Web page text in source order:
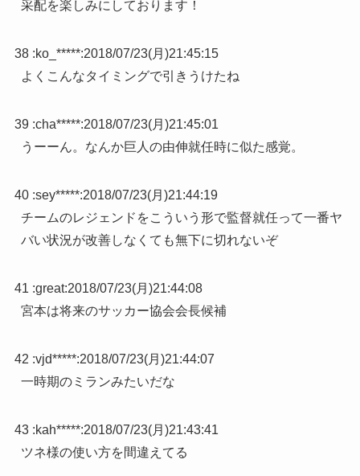
采配を楽しみにしております！
38 :ko_*****:2018/07/23(月)21:45:15
よくこんなタイミングで引きうけたね
39 :cha*****:2018/07/23(月)21:45:01
うーーん。なんか巨人の由伸就任時に似た感覚。
40 :sey*****:2018/07/23(月)21:44:19
チームのレジェンドをこういう形で監督就任って一番ヤ
バい状況が改善しなくても無下に切れないぞ
41 :great:2018/07/23(月)21:44:08
宮本は将来のサッカー協会会長候補
42 :vjd*****:2018/07/23(月)21:44:07
一時期のミランみたいだな
43 :kah*****:2018/07/23(月)21:43:41
ツネ様の使い方を間違えてる